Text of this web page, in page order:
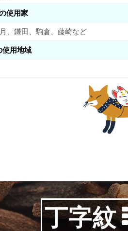
使用家
、鎌田、駒倉、藤崎など
使用地域
丁字紋